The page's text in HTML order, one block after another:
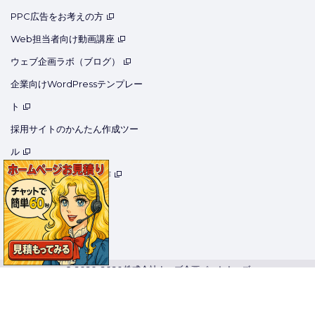
PPC広告をお考えの方
Web担当者向け動画講座
ウェブ企画ラボ（ブログ）
企業向けWordPressテンプレー
ト
採用サイトのかんたん作成ツー
ル
医療用ホームページ制作
用語集
コーポレートサイト
© 2020-2026 株式会社ウェブ企画パートナーズ